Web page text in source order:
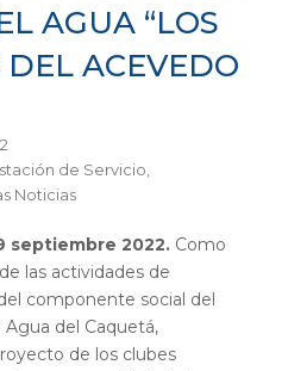
AGUA “LOS
ACEVEDO
de Servicio,
Noticias
septiembre 2022.Como
las actividades de
componente social del
del Caquetá,
de los clubes